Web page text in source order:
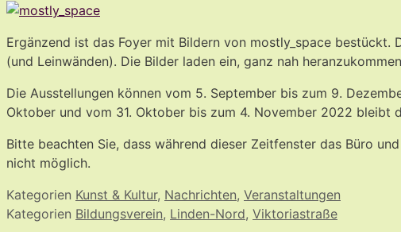
Ergänzend ist das Foyer mit Bildern von mostly_space bestückt.
(und Leinwänden). Die Bilder laden ein, ganz nah
Die Ausstellungen können vom 5. September bis zum 9.
Oktober und vom 31. Oktober bis zum 4. November 2022 bleibt
Bitte beachten Sie, dass während dieser Zeitfenster das Büro
nicht möglich.
Kategorien Kunst & Kultur, Nachrichten, Veranstaltungen
Kategorien Bildungsverein, Linden-Nord, Viktoriastraße